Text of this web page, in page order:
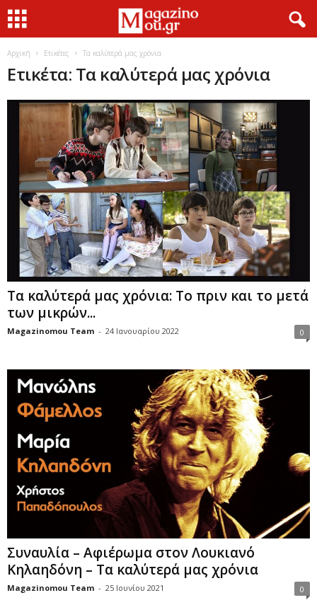
Αρχική Ετικέτες Τα καλύτερά μας χρόνια
Ετικέτα: Τα καλύτερά μας χρόνια
Τα καλύτερά μας χρόνια: Το πριν και το μετά
των μικρών...
Magazinomou Team - 24 Ιανουαρίου 2022 0
Συναυλία – Αφιέρωμα στον Λουκιανό
Κηλαηδόνη – Τα καλύτερά μας χρόνια
Magazinomou Team - 25 Ιουνίου 2021 0